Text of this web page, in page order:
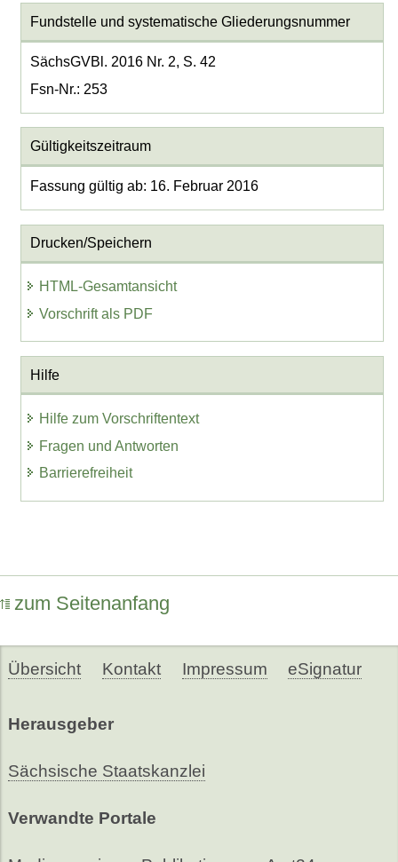
Fundstelle und systematische Gliederungsnummer
SächsGVBl. 2016 Nr. 2, S. 42
Fsn-Nr.: 253
Gültigkeitszeitraum
Fassung gültig ab: 16. Februar 2016
Drucken/Speichern
HTML-Gesamtansicht
Vorschrift als PDF
Hilfe
Hilfe zum Vorschriftentext
Fragen und Antworten
Barrierefreiheit
zum Seitenanfang
Übersicht Kontakt Impressum eSignatur
Herausgeber
Sächsische Staatskanzlei
Verwandte Portale